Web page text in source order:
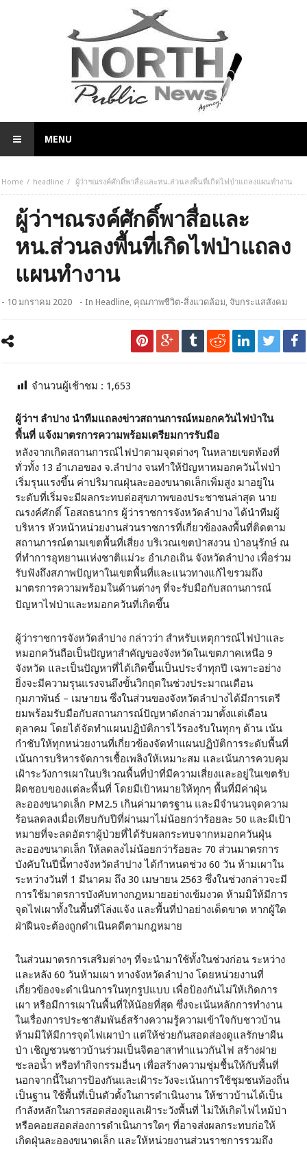
MENU
Home headline ผู้ว่าฯณรงค์ศักดิ์พาสื่อและหน.ส่วนลงพื้นที่เกิดไฟป่าแถลงแผนทำงาน
ผู้ว่าฯณรงค์ศักดิ์พาสื่อและ
หน.ส่วนลงพื้นที่เกิดไฟป่าแถลง
แผนทำงาน
- 10 มกราคม 2020 - InHeadline, คุณภาพชีวิต-สิ่งแวดล้อม, จับกระแสสังคม
จำนวนผู้เช้าชม : 1,653
ผู้ว่าฯ ลำปาง นำทีมแถลงข่าวสถานการณ์หมอกควันไฟป่าใน
พื้นที่ แจ้งมาตรการความพร้อมเตรียมการรับมือ
หลังจากเกิดสถานการณ์ไฟป่าตามจุดต่างๆ ในหลายเขตท้องที่
ทั่วทั้ง 13 อำเภอของ จ.ลำปาง จนทำให้ปัญหาหมอกควันไฟป่า
เริ่มรุนแรงขึ้น ค่าปริมาณฝุ่นละอองขนาดเล็กเพิ่มสูง มาอยู่ใน
ระดับที่เริ่มจะมีผลกระทบต่อสุขภาพของประชาชนล่าสุด นาย
ณรงค์ศักดิ์ โอสถธนากร ผู้ว่าราชการจังหวัดลำปาง ได้นำทีมผู้
บริหาร หัวหน้าหน่วยงานส่วนราชการที่เกี่ยวข้องลงพื้นที่ติดตาม
สถานการณ์ตามเขตพื้นที่เสี่ยง บริเวณเขตป่าสงวน ป่าอนุรักษ์ ณ
ที่ทำการอุทยานแห่งชาติแม่วะ อำเภอเถิน จังหวัดลำปาง เพื่อร่วม
รับฟังถึงสภาพปัญหาในเขตพื้นที่และแนวทางแก้ไขรวมถึง
มาตรการความพร้อมในด้านต่างๆ ที่จะรับมือกับสถานการณ์
ปัญหาไฟป่าและหมอกควันที่เกิดขึ้น
ผู้ว่าราชการจังหวัดลำปาง กล่าวว่า สำหรับเหตุการณ์ไฟป่าและ
หมอกควันถือเป็นปัญหาสำคัญของจังหวัดในเขตภาคเหนือ 9
จังหวัด และเป็นปัญหาที่ได้เกิดขึ้นเป็นประจำทุกปี เฉพาะอย่าง
ยิ่งจะมีความรุนแรงจนถึงขั้นวิกฤตในช่วงประมาณเดือน
กุมภาพันธ์ – เมษายน ซึ่งในส่วนของจังหวัดลำปางได้มีการเตรี
ยมพร้อมรับมือกับสถานการณ์ปัญหาดังกล่าวมาตั้งแต่เดือน
ตุลาคม โดยได้จัดทำแผนปฏิบัติการไว้รองรับในทุกๆ ด้าน เน้น
กำชับให้ทุกหน่วยงานที่เกี่ยวข้องจัดทำแผนปฏิบัติการระดับพื้นที่
เน้นการบริหารจัดการเชื้อเพลิงให้เหมาะสม และเน้นการควบคุม
เฝ้าระวังการเผาในบริเวณพื้นที่ป่าที่มีความเสี่ยงและอยู่ในเขตรับ
ผิดชอบของแต่ละพื้นที่ โดยมีเป้าหมายให้ทุกๆ พื้นที่มีค่าฝุ่น
ละอองขนาดเล็ก PM2.5 เกินค่ามาตรฐาน และมีจำนวนจุดความ
ร้อนลดลงเมื่อเทียบกับปีที่ผ่านมาไม่น้อยกว่าร้อยละ 50 และมีเป้า
หมายที่จะลดอัตราผู้ป่วยที่ได้รับผลกระทบจากหมอกควันฝุ่น
ละอองขนาดเล็ก ให้ลดลงไม่น้อยกว่าร้อยละ 70 ส่วนมาตรการ
บังคับในปีนี้ทางจังหวัดลำปาง ได้กำหนดช่วง 60 วัน ห้ามเผาใน
ระหว่างวันที่ 1 มีนาคม ถึง 30 เมษายน 2563 ซึ่งในช่วงกล่าวจะมี
การใช้มาตรการบังคับทางกฎหมายอย่างเข้มงวด ห้ามมิให้มีการ
จุดไฟเผาทั้งในพื้นที่โล่งแจ้ง และพื้นที่ป่าอย่างเด็ดขาด หากผู้ใด
ฝ่าฝืนจะต้องถูกดำเนินคดีตามกฎหมาย
ในส่วนมาตรการเสริมต่างๆ ที่จะนำมาใช้ทั้งในช่วงก่อน ระหว่าง
และหลัง 60 วันห้ามเผา ทางจังหวัดลำปาง โดยหน่วยงานที่
เกี่ยวข้องจะดำเนินการในทุกรูปแบบ เพื่อป้องกันไม่ให้เกิดการ
เผา หรือมีการเผาในพื้นที่ให้น้อยที่สุด ซึ่งจะเน้นหลักการทำงาน
ในเรื่องการประชาสัมพันธ์สร้างความรู้ความเข้าใจกับชาวบ้าน
ห้ามมิให้มีการจุดไฟเผาป่า แต่ให้ช่วยกันสอดส่องดูแลรักษาผืน
ป่า เชิญชวนชาวบ้านร่วมเป็นจิตอาสาทำแนวกันไฟ สร้างฝาย
ชะลอน้ำ หรือทำกิจกรรมอื่นๆ เพื่อสร้างความชุ่มชื้นให้กับพื้นที่
นอกจากนี้ในการป้องกันและเฝ้าระวังจะเน้นการใช้ชุมชนท้องถิ่น
เป็นฐาน ใช้พื้นที่เป็นตัวตั้งในการดำเนินงาน ให้ชาวบ้านได้เป็น
กำลังหลักในการสอดส่องดูแลเฝ้าระวังพื้นที่ ไม่ให้เกิดไฟไหม้ป่า
หรือคอยสอดส่องการดำเนินการใดๆ ที่อาจส่งผลกระทบก่อให้
เกิดฝุ่นละอองขนาดเล็ก และให้หน่วยงานส่วนราชการรวมถึง